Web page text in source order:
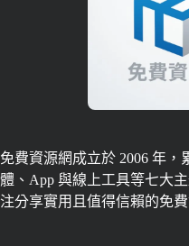
免費資源網成立於 2006 年，
體、App 與線上工具等七大
注分享實用且值得信賴的免費